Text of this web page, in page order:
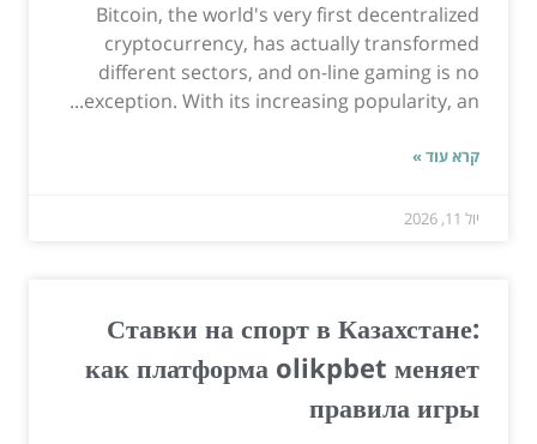
Bitcoin, the world's very first decentralized
cryptocurrency, has actually transformed
different sectors, and on-line gaming is no
exception. With its increasing popularity, an...
קרא עוד »
יול 11, 2026
Ставки на спорт в Казахстане:
как платформа olikpbet меняет
правила игры